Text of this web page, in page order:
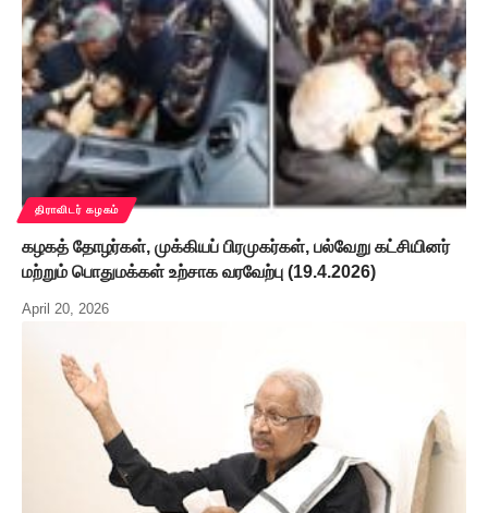
திராவிடர் கழகம்
கழகத் தோழர்கள், முக்கியப் பிரமுகர்கள், பல்வேறு கட்சியினர்
மற்றும் பொதுமக்கள் உற்சாக வரவேற்பு (19.4.2026)
April 20, 2026